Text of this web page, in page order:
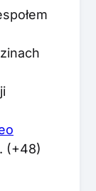
(+48)